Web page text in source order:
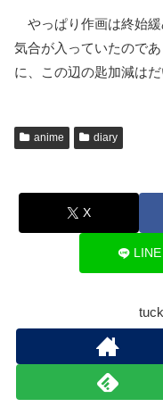
やっぱり作画は終始緩
気合が入っていたので
に、この辺の匙加減はだ
anime diary
X
LINE